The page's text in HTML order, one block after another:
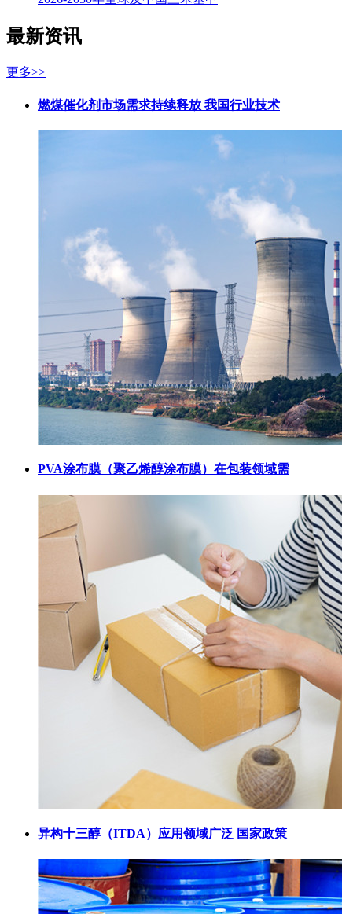
最新资讯
更多>>
燃煤催化剂市场需求持续释放 我国行业技术
PVA涂布膜（聚乙烯醇涂布膜）在包装领域需
异构十三醇（ITDA）应用领域广泛 国家政策